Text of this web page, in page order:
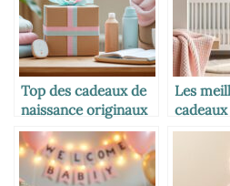
Top des cadeaux de
naissance originaux
et utiles
Les